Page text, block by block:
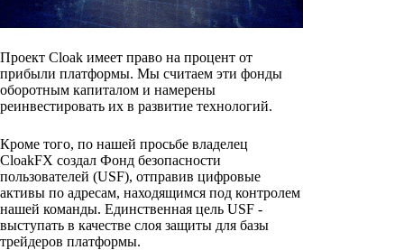
Проект Cloak имеет право на процент от
прибыли платформы. Мы считаем эти фонды
оборотным капиталом и намерены
реинвестировать их в развитие технологий.
Кроме того, по нашей просьбе владелец
CloakFX создал Фонд безопасности
пользователей (USF), отправив цифровые
активы по адресам, находящимся под контролем
нашей команды. Единственная цель USF -
выступать в качестве слоя защиты для базы
трейдеров платформы.